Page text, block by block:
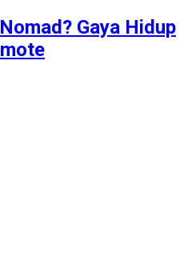
Gaya Hidup